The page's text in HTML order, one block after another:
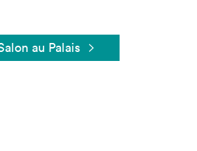
au Palais